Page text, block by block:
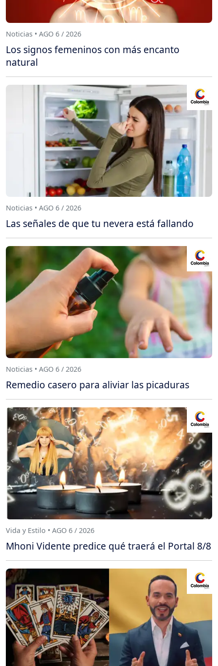
Noticias • AGO 6 / 2026
Los signos femeninos con más encanto
natural
Noticias • AGO 6 / 2026
Las señales de que tu nevera está fallando
Noticias • AGO 6 / 2026
Remedio casero para aliviar las picaduras
Vida y Estilo • AGO 6 / 2026
Mhoni Vidente predice qué traerá el Portal 8/8